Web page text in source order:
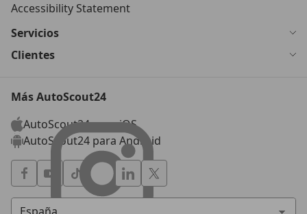
Accessibility Statement
Servicios
Clientes
Más AutoScout24
AutoScout24 para iOS
AutoScout24 para Android